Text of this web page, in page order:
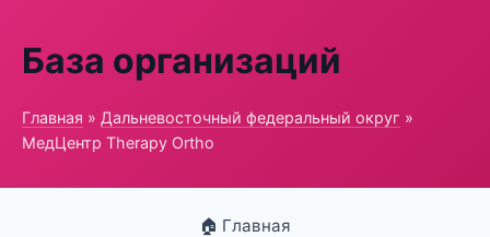
База организаций
Главная » Дальневосточный федеральный округ »
МедЦентр Therapy Ortho
🏠 Главная